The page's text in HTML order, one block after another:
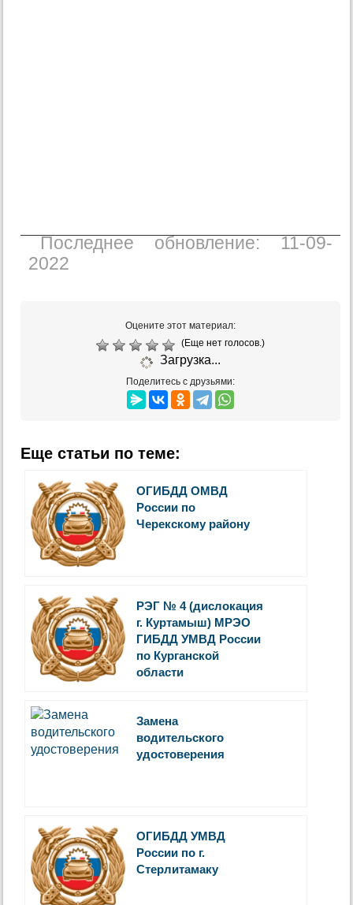
Последнее обновление: 11-09-
2022
Оцените этот материал:
(Еще нет голосов.)
Загрузка...
Поделитесь с друзьями:
Еще статьи по теме:
ОГИБДД ОМВД
России по
Черекскому району
РЭГ № 4 (дислокация
г. Куртамыш) МРЭО
ГИБДД УМВД России
по Курганской
области
Замена
водительского
удостоверения
ОГИБДД УМВД
России по г.
Стерлитамаку